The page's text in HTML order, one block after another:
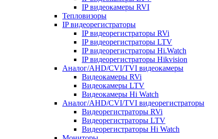
IP видеокамеры RVI
Тепловизоры
IP видеорегистраторы
IP видеорегистраторы RVi
IP видеорегистраторы LTV
IP видеорегистраторы Hi.Watch
IP видеорегистраторы Hikvision
Аналог/AHD/CVI/TVI видеокамеры
Видеокамеры RVi
Видеокамеры LTV
Видеокамеры Hi Watch
Аналог/AHD/CVI/TVI видеорегистраторы
Видеорегистраторы RVi
Видеорегистраторы LTV
Видеорегистраторы Hi Watch